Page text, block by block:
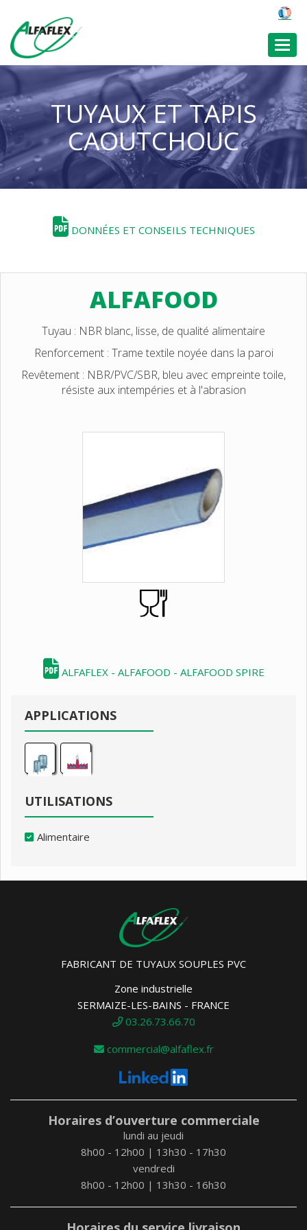
TUYAUX ET TAPIS
CAOUTCHOUC
DONNÉES ET CONSEILS TECHNIQUES
ALFAFOOD
Tuyau : NBR blanc, lisse, de qualité alimentaire
Renforcement : Trame textile noyée dans la paroi
Revêtement : NBR/PVC/SBR, bleu avec empreinte toile,
résiste aux intempéries et à l'abrasion
ALFAFLEX - ALFAFOOD - ALFAFOOD SPIRE
APPLICATIONS
UTILISATIONS
Alimentaire
FABRICANT DE TUYAUX SOUPLES PVC
Zone industrielle
SERMAIZE-LES-BAINS - FRANCE
03.26.73.66.70
commercial@alfaflex.fr
Horaires d’ouverture commerciale
lundi au jeudi
8h00 - 12h00 | 13h30 - 17h30
vendredi
8h00 - 12h00 | 13h30 - 16h30